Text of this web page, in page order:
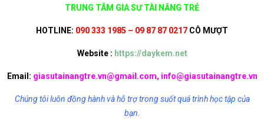
TRUNG TÂM GIA SƯ TÀI NĂNG TRẺ
HOTLINE: 090 333 1985 – 09 87 87 0217 CÔ MƯỢT
Website : https://daykem.net
Email: giasutainangtre.vn@gmail.com, info@giasutainangtre.vn
Chúng tôi luôn đồng hành và hỗ trợ trong suốt quá trình học tập của
bạn.